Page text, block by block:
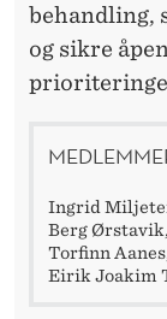
behandling,
og sikre
Ingrid
Berg
Torfinn
Eirik Joakim